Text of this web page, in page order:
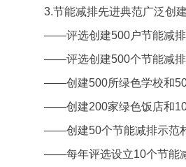
3.节能减排先进典范广泛创建
——评选创建500户节能减排
——评选创建500个节能减排
——创建500所绿色学校和50
——创建200家绿色饭店和
——创建50个节能减排示范
——每年评选设立10个节能